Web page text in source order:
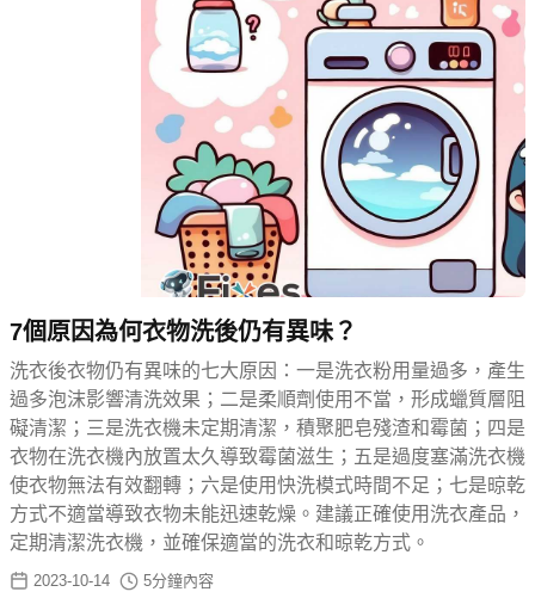
7個原因為何衣物洗後仍有異味？
洗衣後衣物仍有異味的七大原因：一是洗衣粉用量過多，產生
過多泡沫影響清洗效果；二是柔順劑使用不當，形成蠟質層阻
礙清潔；三是洗衣機未定期清潔，積聚肥皂殘渣和霉菌；四是
衣物在洗衣機內放置太久導致霉菌滋生；五是過度塞滿洗衣機
使衣物無法有效翻轉；六是使用快洗模式時間不足；七是晾乾
方式不適當導致衣物未能迅速乾燥。建議正確使用洗衣產品，
定期清潔洗衣機，並確保適當的洗衣和晾乾方式。
2023-10-14 5分鐘內容